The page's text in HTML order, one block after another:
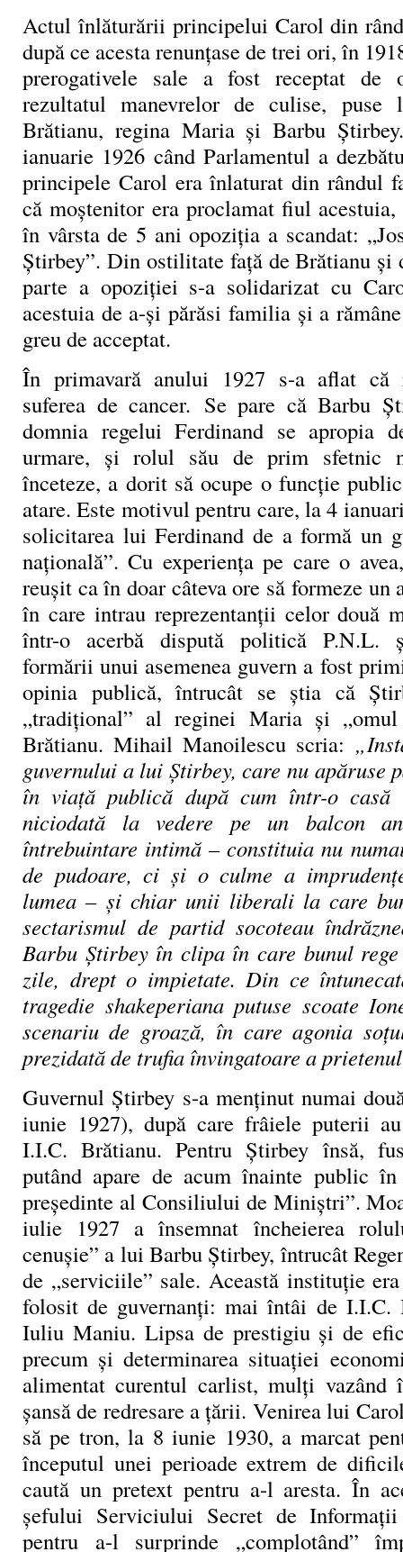
Actul înlăturării principelui Carol din
după ce acesta renunțase de trei ori, în
prerogativele sale a fost receptat de
rezultatul manevrelor de culise,
Brătianu, regina Maria și Barbu
ianuarie 1926 când Parlamentul a
principele Carol era înlaturat din rândul
că moștenitor era proclamat fiul
în vârsta de 5 ani opoziția a scandat:
Ştirbey”. Din ostilitate față de Brătianu și
parte a opoziției s-a solidarizat cu
acestuia de a-și părăsi familia și a
greu de acceptat.
În primavară anului 1927 s-a aflat că
suferea de cancer. Se pare că Barbu
domnia regelui Ferdinand se apropia
urmare, și rolul său de prim sfetnic
înceteze, a dorit să ocupe o funcție
atare. Este motivul pentru care, la 4
solicitarea lui Ferdinand de a formă un
națională”. Cu experiența pe care o
reușit ca în doar câteva ore să formeze un
în care intrau reprezentanții celor două
într-o acerbă dispută politică P.N.L.
formării unui asemenea guvern a fost
opinia publică, întrucât se știa că
„tradițional” al reginei Maria și
Brătianu. Mihail Manoilescu scria:
guvernului a lui Știrbey, care nu apăruse
în viață publică după cum într-o casă
niciodată la vedere pe un balcon
întrebuintare intimă – constituia nu
de pudoare, ci și o culme a
lumea – și chiar unii liberali la care
sectarismul de partid socoteau
Barbu Ştirbey în clipa în care bunul
zile, drept o impietate. Din ce
tragedie shakeperiana putuse scoate
scenariu de groază, în care agonia
prezidată de trufia învingatoare a
Guvernul Știrbey s-a menținut numai
iunie 1927), după care frâiele puterii
I.I.C. Brătianu. Pentru Știrbey însă,
putând apare de acum înainte public
președinte al Consiliului de Miniștri”.
iulie 1927 a însemnat încheierea
cenușie” a lui Barbu Știrbey, întrucât
de „serviciile” sale. Această instituție
folosit de guvernanți: mai întâi de I.I.C.
Iuliu Maniu. Lipsa de prestigiu și de
precum și determinarea situației
alimentat curentul carlist, mulți vazând
șansă de redresare a țării. Venirea lui
să pe tron, la 8 iunie 1930, a marcat
începutul unei perioade extrem de
caută un pretext pentru a-l aresta. În
șefului Serviciului Secret de Informații
pentru a-l surprinde „complotând”